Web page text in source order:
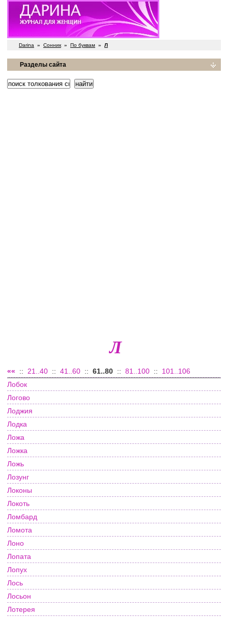
Darina » Сонник » По буквам » Л
Разделы сайта
Л
«« :: 21..40 :: 41..60 :: 61..80 :: 81..100 :: 101..106
Лобок
Логово
Лоджия
Лодка
Ложа
Ложка
Ложь
Лозунг
Локоны
Локоть
Ломбард
Ломота
Лоно
Лопата
Лопух
Лось
Лосьон
Лотерея